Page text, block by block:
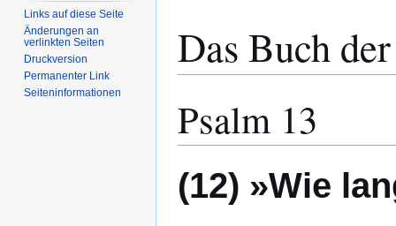
Das Buch
Psalm 13
(12) »Wie
Links auf diese Seite
Änderungen an
verlinkten Seiten
Druckversion
Permanenter Link
Seiten­­informationen